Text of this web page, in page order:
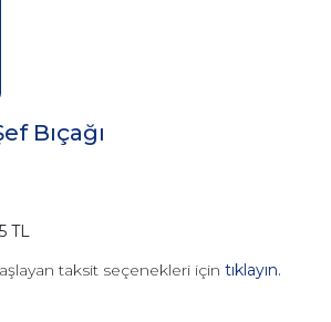
Bıçağı
TL
taksit seçenekleri için tıklayın.